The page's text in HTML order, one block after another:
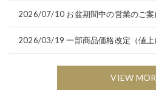
2026/07/10 お盆期間中の営業のご案
2026/03/19 一部商品価格改定（値
VIEW